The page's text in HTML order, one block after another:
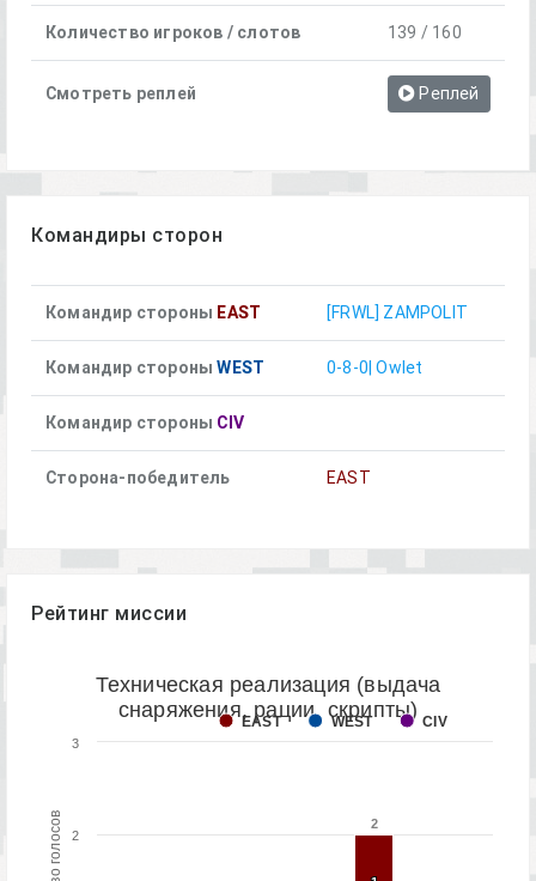
Количество игроков / слотов 139 / 160
Смотреть реплей Реплей
Командиры сторон
Командир стороны EAST [FRWL] ZAMPOLIT
Командир стороныWEST 0-8-0| Owlet
Командир стороны CIV
Сторона-победитель EAST
Рейтинг миссии
Техническая реализация (выдача
снаряжения, рации, скрипты)
2
2
EAST WEST CIV
2
3